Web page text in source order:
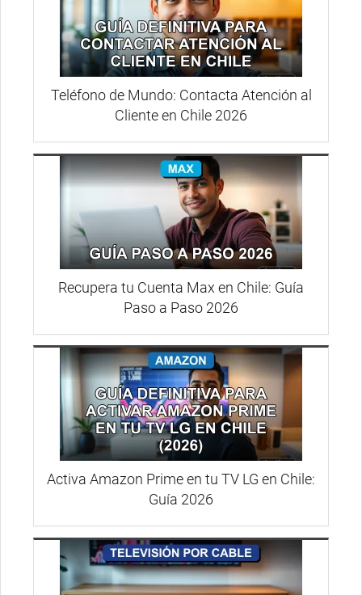
Teléfono de Mundo: Contacta Atención al
Cliente en Chile 2026
Recupera tu Cuenta Max en Chile: Guía
Paso a Paso 2026
Activa Amazon Prime en tu TV LG en Chile:
Guía 2026